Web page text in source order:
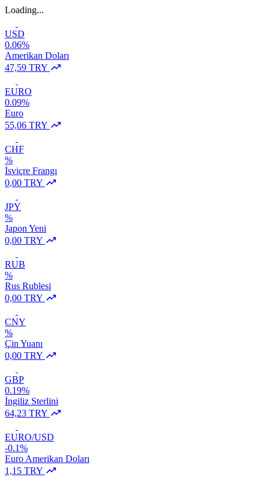
Loading...
USD
0.06%
Amerikan Doları
47,59 TRY
EURO
0.09%
Euro
55,06 TRY
CHF
%
İsviçre Frangı
0,00 TRY
JPY
%
Japon Yeni
0,00 TRY
RUB
%
Rus Rublesi
0,00 TRY
CNY
%
Çin Yuanı
0,00 TRY
GBP
0.19%
İngiliz Sterlini
64,23 TRY
EURO/USD
-0.1%
Euro Amerikan Doları
1,15 TRY